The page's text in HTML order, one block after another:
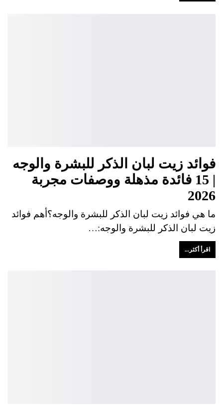
فوائد زيت لبان الذكر للبشرة والوجه
| 15 فائدة مذهلة ووصفات مجربة
2026
ما هي فوائد زيت لبان الذكر للبشرة والوجه؟أهم فوائد
زيت لبان الذكر للبشرة والوجه:…
اقرأ أكثر...